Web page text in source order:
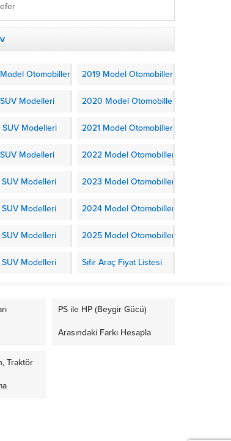
Otomobiller 2019 Model Otomobiller
Modelleri 2020 Model Otomobiller
Modelleri 2021 Model Otomobiller
Modelleri 2022 Model Otomobiller
Modelleri 2023 Model Otomobiller
Modelleri 2024 Model Otomobiller
Modelleri 2025 Model Otomobiller
Modelleri Sıfır Araç Fiyat Listesi
PS ile HP (Beygir Gücü)
Arasındaki Farkı Hesapla
Traktör